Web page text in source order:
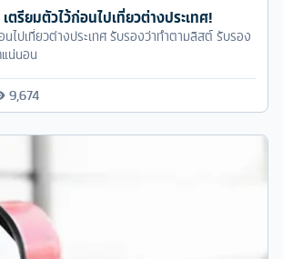
รียมตัวไว้ก่อนไปเที่ยวต่างประเทศ!
ไปเที่ยวต่างประเทศ รับรองว่าทำตามลิสต์ รับรอง
น่นอน
9,674